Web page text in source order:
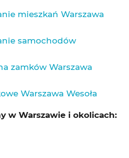
mieszkań Warszawa
samochodów
zamków Warszawa
Warszawa Wesoła
w Warszawie i okolicach: